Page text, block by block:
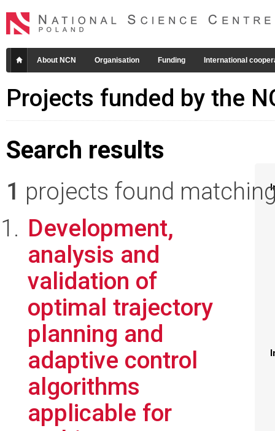
About NCN Organisation Funding International
Projects funded by the
Search results
1 projects found
Development,
analysis and
validation of
optimal trajectory
planning and
adaptive control
algorithms
applicable for